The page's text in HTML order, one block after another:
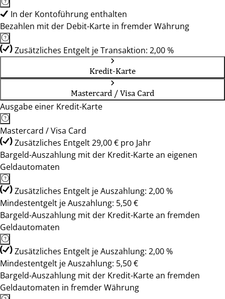
In der Kontoführung enthalten
Bezahlen mit der Debit-Karte in fremder Währung
Zusätzliches Entgelt je Transaktion: 2,00 %
Kredit-Karte
Mastercard / Visa Card
Ausgabe einer Kredit-Karte
Mastercard / Visa Card
Zusätzliches Entgelt 29,00 € pro Jahr
Bargeld-Auszahlung mit der Kredit-Karte an eigenen
Geldautomaten
Zusätzliches Entgelt je Auszahlung: 2,00 %
Mindestentgelt je Auszahlung: 5,50 €
Bargeld-Auszahlung mit der Kredit-Karte an fremden
Geldautomaten
Zusätzliches Entgelt je Auszahlung: 2,00 %
Mindestentgelt je Auszahlung: 5,50 €
Bargeld-Auszahlung mit der Kredit-Karte an fremden
Geldautomaten in fremder Währung